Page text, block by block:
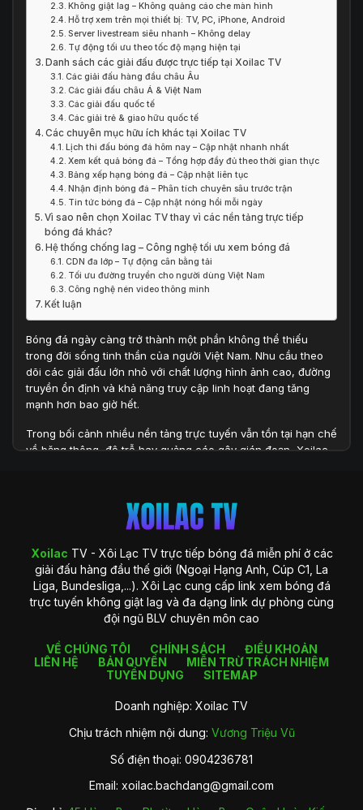
Không giật lag – Không quảng cáo che màn hình
Hỗ trợ xem trên mọi thiết bị: TV, PC, iPhone, Android
Server livestream siêu nhanh – Không delay
Tự động tối ưu theo tốc độ mạng hiện tại
Danh sách các giải đấu được trực tiếp tại Xoilac TV
Các giải đấu hàng đầu châu Âu
Các giải đấu châu Á & Việt Nam
Các giải đấu quốc tế
Các giải trẻ & giao hữu quốc tế
Các chuyên mục hữu ích khác tại Xoilac TV
Lịch thi đấu bóng đá hôm nay – Cập nhật nhanh nhất
Xem kết quả bóng đá – Tổng hợp đầy đủ theo thời gian thực
Bảng xếp hạng bóng đá – Cập nhật liên tục
Nhận định bóng đá – Phân tích chuyên sâu trước trận
Tin tức bóng đá – Cập nhật nóng hổi mỗi ngày
Vì sao nên chọn Xoilac TV thay vì các nền tảng trực tiếp
bóng đá khác?
Hệ thống chống lag – Công nghệ tối ưu xem bóng đá
CDN đa lớp – Tự động cân bằng tải
Tối ưu đường truyền cho người dùng Việt Nam
Công nghệ nén video thông minh
Kết luận
Bóng đá ngày càng trở thành một phần không thể thiếu
trong đời sống tinh thần của người Việt Nam. Nhu cầu theo
dõi các giải đấu lớn nhỏ với chất lượng hình ảnh cao, đường
truyền ổn định và khả năng truy cập linh hoạt đang tăng
mạnh hơn bao giờ hết.
Trong bối cảnh nhiều nền tảng trực tuyến vẫn tồn tại hạn chế
về băng thông, độ trễ hay quảng cáo gây gián đoạn, Xoilac
dữ liệu phong phú, Xoilac TV không chỉ là một website xem
bóng đá, mà còn là một trung tâm thông tin chuyên sâu
dành cho người hâm mộ bóng đá tại Việt Nam.
Giới thiệu về Xoilac TV
Xoilac TV là gì?
Xoilac TV - Xôi Lạc TV trực tiếp bóng đá miễn phí ở các
giải đấu hàng đầu thế giới (Ngoại Hạng Anh, Cúp C1, La
Liga, Bundesliga,...). Xôi Lạc cung cấp link xem bóng đá
trực tuyến không giật lag và đa dạng link dự phòng cùng
đội ngũ BLV chuyên môn cao
VỀ CHÚNG TÔI CHÍNH SÁCH
ĐIỀU KHOẢN
LIÊN HỆ
BẢN QUYỀN
MIỄN TRỪ TRÁCH NHIỆM
TUYỂN DỤNG
SITEMAP
Doanh nghiệp: Xoilac TV
Chịu trách nhiệm nội dung: Vương Triệu Vũ
Số điện thoại: 0904236781
Email: xoilac.bachdang@gmail.com